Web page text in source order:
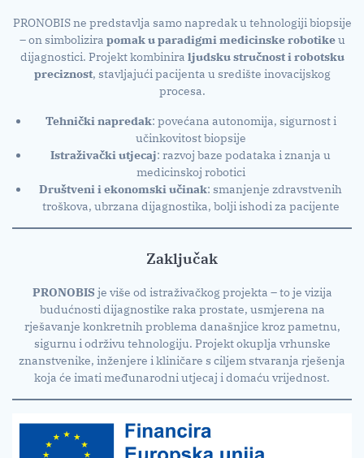
PRONOBIS ne predstavlja samo napredak u tehnologiji biopsije
– on simbolizira pomak u paradigmi medicinske robotikeu
dijagnostici. Projekt kombinira ljudsku stručnost i robotsku
preciznost, stavljajući pacijenta u središte inovacijskog
procesa.
Tehnički napredak: povećana autonomija, sigurnost i
učinkovitost biopsije
Istraživački utjecaj: razvoj baze podataka i znanja u
medicinskoj robotici
Društveni i ekonomski učinak: smanjenje zdravstvenih
troškova, ubrzana dijagnostika, bolji ishodi za pacijente
Zaključak
PRONOBIS je više od istraživačkog projekta – to je vizija
budućnosti dijagnostike raka prostate, usmjerena na
rješavanje konkretnih problema današnjice kroz pametnu,
sigurnu i održivu tehnologiju. Projekt okuplja vrhunske
znanstvenike, inženjere i kliničare s ciljem stvaranja rješenja
koja će imati međunarodni utjecaj i domaću vrijednost.